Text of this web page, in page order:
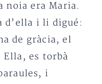
noia era Maria.
d’ella i li digué:
de gràcia, el
Ella, es torbà
i